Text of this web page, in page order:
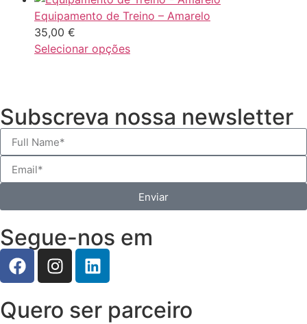
Equipamento de Treino – Amarelo
35,00 €
Selecionar opções
Subscreva nossa newsletter
Enviar
Segue-nos em
Quero ser parceiro